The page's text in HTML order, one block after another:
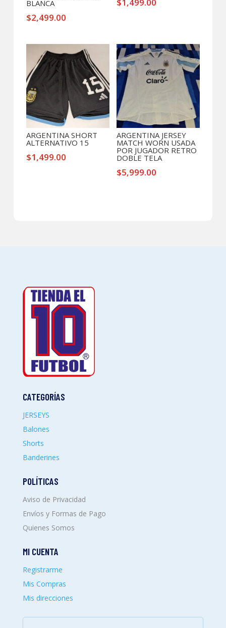
BLANCA
$2,499.00
ARGENTINA SHORT
ALTERNATIVO 15
$1,499.00
ARGENTINA JERSEY
MATCH WORN USADA
POR JUGADOR RETRO
DOBLE TELA
$5,999.00
CATEGORÍAS
JERSEYS
Balones
Shorts
Banderines
POLÍTICAS
Aviso de Privacidad
Envíos y Formas de Pago
Quienes Somos
MI CUENTA
Registrarme
Mis Compras
Mis direcciones